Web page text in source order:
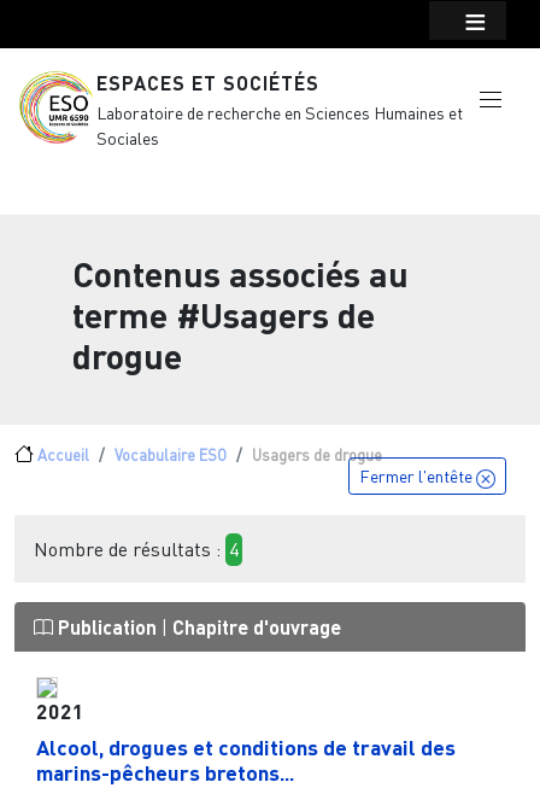
ESPACES ET SOCIÉTÉS
Laboratoire de recherche en Sciences Humaines et
Sociales
Contenus associés au
terme #Usagers de
drogue
Fil d'Ariane
Accueil Vocabulaire ESO Usagers de drogue
Fermer l'entête
Nombre de résultats : 4
Publication Chapitre d'ouvrage
2021
Alcool, drogues et conditions de travail des
marins-pêcheurs bretons...